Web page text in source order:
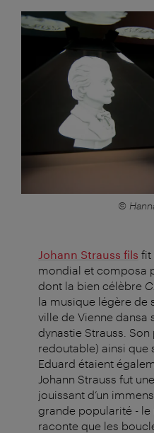
©
Johann Strauss fils fit
mondial et composa
dont la bien célèbre
la musique légère de
ville de Vienne dansa
dynastie Strauss.
redoutable) ainsi que
Eduard étaient
Johann Strauss fut
jouissant d’un
grande popularité - le
raconte que les